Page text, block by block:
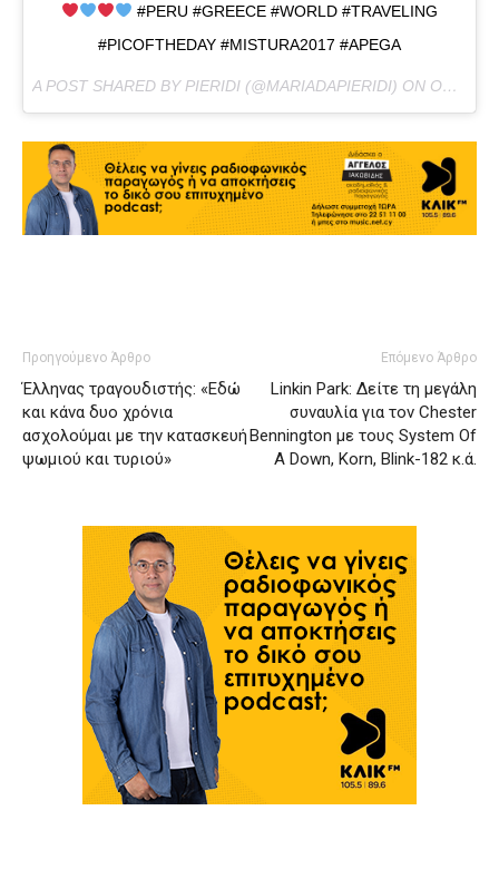
#PERU #GREECE #WORLD #TRAVELING
#PICOFTHEDAY #MISTURA2017 #APEGA
A POST SHARED BY PIERIDI (@MARIADAPIERIDI) ON OCT 28, 2017 AT 6:19AM PDT
Προηγούμενο Άρθρο
Έλληνας τραγουδιστής: «Εδώ
και κάνα δυο χρόνια
ασχολούμαι με την κατασκευή
ψωμιού και τυριού»
Επόμενο Άρθρο
Linkin Park: Δείτε τη μεγάλη
συναυλία για τον Chester
Bennington με τους System Of
A Down, Korn, Blink-182 κ.ά.